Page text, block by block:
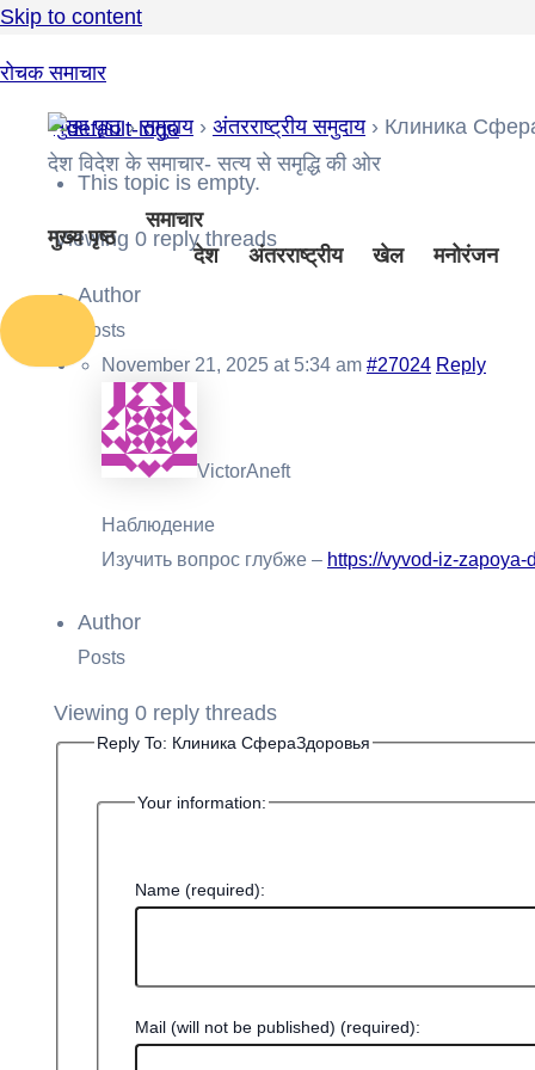
Skip to content
रोचक समाचार
देश विदेश के समाचार- सत्य से समृद्धि की ओर
मुख्य पृष्ठ
समाचार
देश
अंतरराष्ट्रीय खेल मनोरंजन
मुख्य पृष्ठ › समुदाय › अंतरराष्ट्रीय समुदाय › Клиника
This topic is empty.
Viewing 0 reply threads
Author
Posts
November 21, 2025 at 5:34 am #27024 Reply
VictorAneft
Наблюдение
Изучить вопрос глубже – https://vyvod-iz-zapoya-
Author
Posts
Viewing 0 reply threads
Reply To: Клиника СфераЗдоровья
Your information:
Name (required):
Mail (will not be published) (required):